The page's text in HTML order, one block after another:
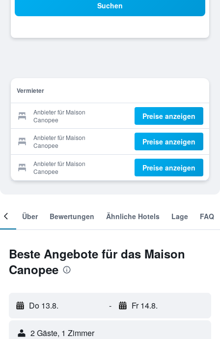
Suchen
Vermieter
Anbieter für Maison
Canopee
Preise anzeigen
Anbieter für Maison
Canopee
Preise anzeigen
Anbieter für Maison
Canopee
Preise anzeigen
Über Bewertungen Ähnliche Hotels Lage FAQ
Beste Angebote für das Maison
Canopee
Do 13.8. - Fr 14.8.
2 Gäste, 1 Zimmer